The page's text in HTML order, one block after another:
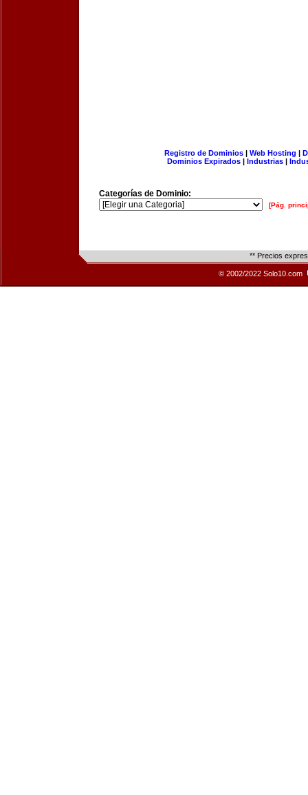
Registro de Dominios| Web Hosting |
Dominios Expirados | Industrias |
Categorías de Dominio:
[Pág.
** Precios
© 2002/2022 Solo10.com